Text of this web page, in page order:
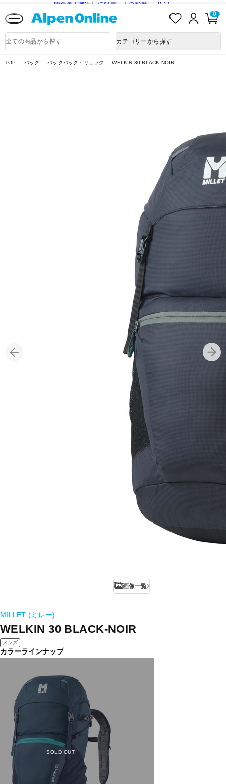
熊本県で発生した地震による影響について
入
ロ
ン
0
品
検
カテゴリーから探す
TOP バッグ バックパック・リュック WELKIN 30 BLACK-NOIR
画像一覧
MILLET (ミレー)
WELKIN 30 BLACK-NOIR
メンズ
カラーラインナップ
SOLD OUT